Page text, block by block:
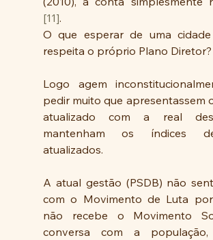
[11].
O que esperar de uma
respeita o próprio Plano Diretor?
Logo agem
pedir muito que apresentassem
atualizado com a real
mantenham os índices
atualizados.
A atual gestão (PSDB) não
com o Movimento de Luta
não recebe o Movimento
conversa com a